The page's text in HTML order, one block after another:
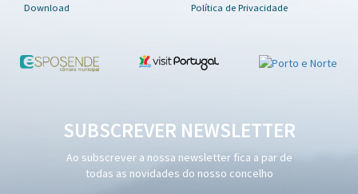
Download
Política de Privacidade
SUBSCREVER NEWSLETTER
Ao subscrever a nossa newsletter fica a par de
todas as novidades do nosso concelho